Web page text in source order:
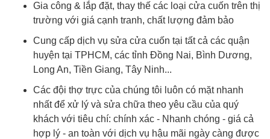
Gia công & lắp đặt, thay thế các loại cửa cuốn trên thị
trường với giá cạnh tranh, chất lượng đảm bảo
Cung cấp dịch vụ sửa cửa cuốn tại tất cả các quận
huyện tại TPHCM, các tỉnh Đồng Nai, Bình Dương,
Long An, Tiền Giang, Tây Ninh...
Các đội thợ trực của chúng tôi luôn có mặt nhanh
nhất để xử lý và sửa chữa theo yêu cầu của quý
khách với tiêu chí: chính xác - Nhanh chóng - giá cả
hợp lý - an toàn với dịch vụ hậu mãi ngày càng được